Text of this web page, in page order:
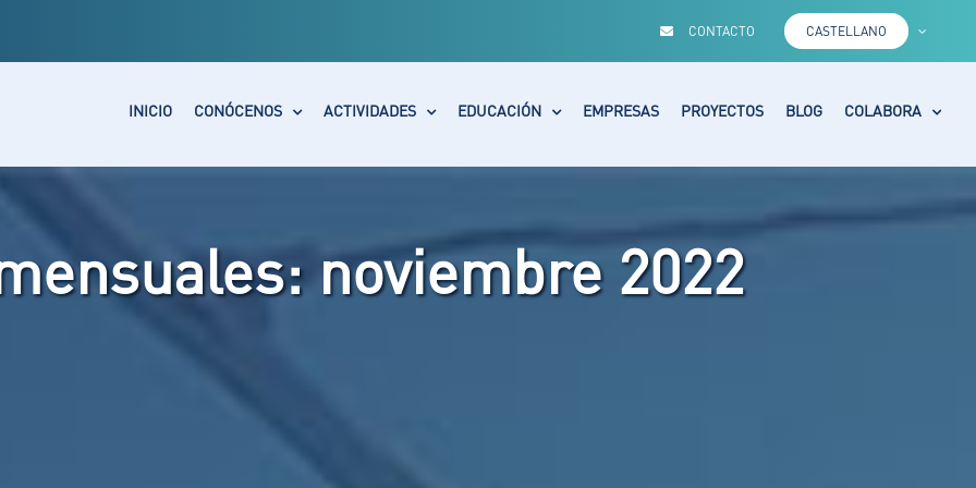
CONTACTO CASTELLANO
INICIO CONÓCENOS ACTIVIDADES EDUCACIÓN EMPRESAS PROYECTOS BLOG COLABORA
noviembre 2022